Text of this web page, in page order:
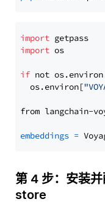
import
import os
if not
  os.environ[
from langchain-
embeddings =
第 4 步：安装
store